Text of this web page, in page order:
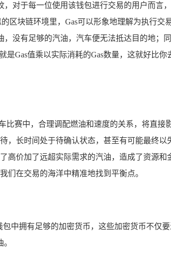
，对于每一位使用该钱包进行交易的用户而言
区块链环境里，Gas可以形象地理解为执行交
没有足够的汽油，汽车便无法抵达目的地；
Gas值乘以实际消耗的Gas数量，这就好比
赛中，合理调配燃油和速度的关系，将直接
长时间处于待确认状态，甚至有可能最终以
价加了远超实际需求的汽油，造成了资源和
们在交易的海洋中精准地找到平衡点。
中拥有足够的加密货币，这些加密货币不仅